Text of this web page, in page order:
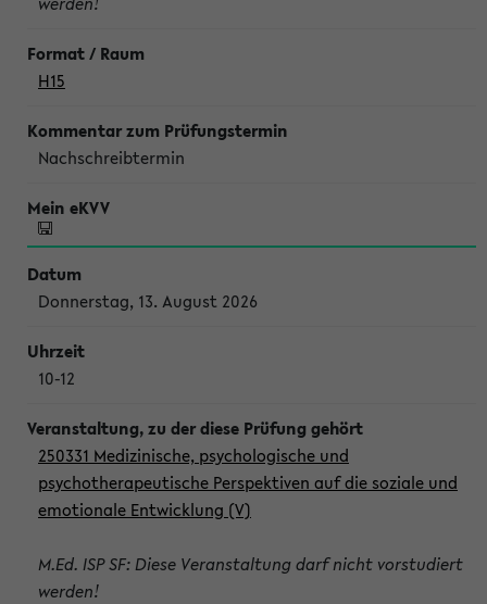
H15
Nachschreibtermin
Donnerstag, 13. August 2026
10-12
250331 Medizinische, psychologische und
psychotherapeutische Perspektiven auf die soziale und
emotionale Entwicklung (V)
M.Ed. ISP SF: Diese Veranstaltung darf nicht vorstudiert
werden!